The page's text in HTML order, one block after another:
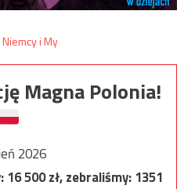
Magna Polonia!
2026
16 500zł, zebraliśmy:1351